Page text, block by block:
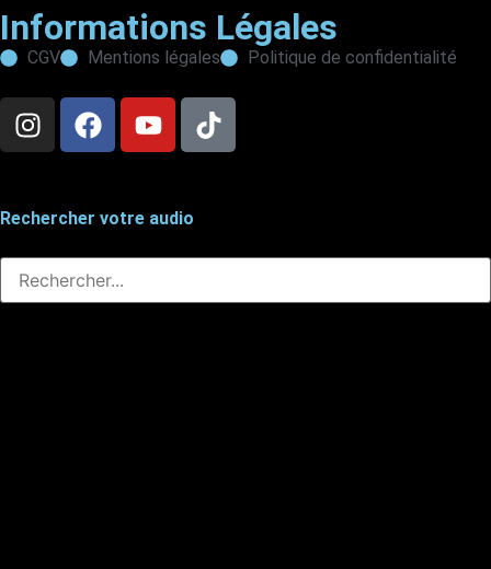
Informations Légales
CGV Mentions légales Politique de confidentialité
Rechercher votre audio